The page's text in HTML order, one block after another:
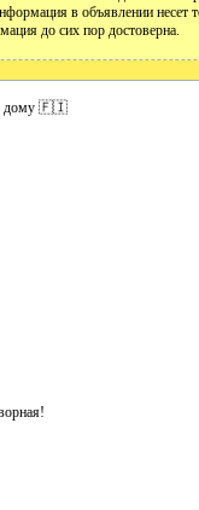
в объявлении несет
до сих пор достоверна.
дому 🇫🇮